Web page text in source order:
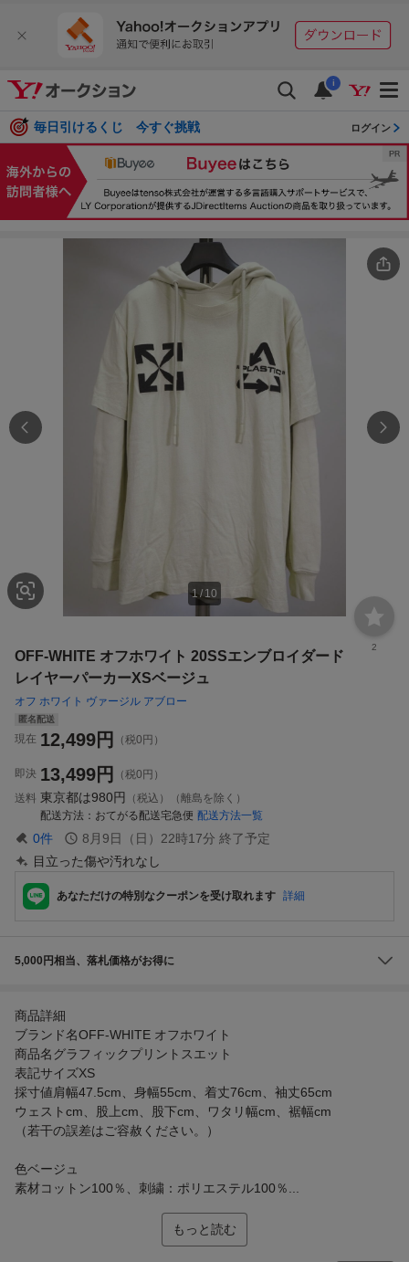
i
毎日引けるくじ 今すぐ挑戦 ログイン
1/ 10
2
OFF-WHITE オフホワイト 20SSエンブロイダード
レイヤーパーカーXSベージュ
オフ ホワイト ヴァージル アブロー
匿名配送
現在 12,499円 （税0円）
即決 13,499円
（税0円）
送料 東京都は980円
（税込）（離島を除く）
配送方法
おてがる配送宅急便 配送方法一覧
0件 8月9日（日）22時17分 終了予定
目立った傷や汚れなし
あなただけの特別なクーポンを受け取れます 詳細
5,000円相当、落札価格がお得に
商品詳細
ブランド名OFF-WHITE オフホワイト
商品名グラフィックプリントスエット
表記サイズXS
採寸値肩幅47.5cm、身幅55cm、着丈76cm、袖丈65cm
ウェストcm、股上cm、股下cm、ワタリ幅cm、裾幅cm
（若干の誤差はご容赦ください。）
色ベージュ
素材コットン100％、刺繍：ポリエステル100％...
もっと読む